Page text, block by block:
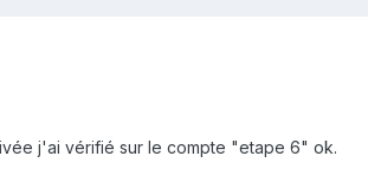
j'ai vérifié sur le compte "etape 6" ok.